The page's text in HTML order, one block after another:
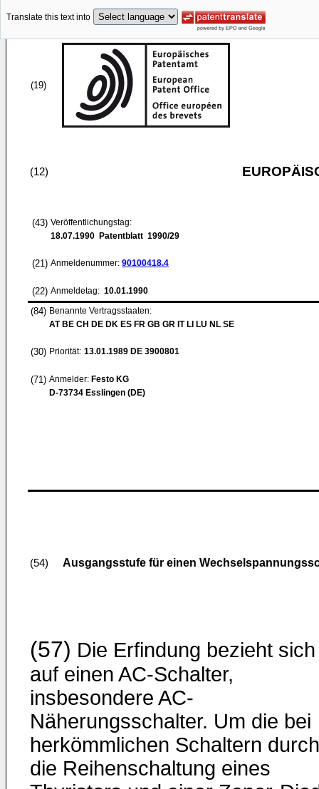
Translate this text into
(19)
(12)
(43) Veröffentlichungstag:
18.07.1990 Patentblatt 1990/29
(21) Anmeldenummer: 90100418.4
(22) Anmeldetag: 10.01.1990
(84) Benannte Vertragsstaaten:
AT BE CH DE DK ES FR GB GR IT LI LU NL SE
(30) Priorität: 13.01.1989 DE 3900801
(71) Anmelder: Festo KG
D-73734 Esslingen (DE)
(54) Ausgangsstufe für einen
(57) Die Erfindung bezieht sich
auf einen AC-Schalter,
insbesondere AC-
Näherungsschalter. Um die bei
herkömmlichen Schaltern durch
die Reihenschaltung eines